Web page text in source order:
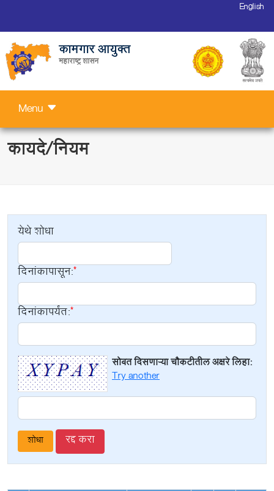
English
कामगार आयुक्त
महाराष्ट्र शासन
Menu
कायदे/नियम
येथे शोधा
दिनांकापासून:
दिनांकापर्यंत:
सोबत दिसणाऱ्या चौकटीतील अक्षरे लिहा:
Try another
रद्द करा